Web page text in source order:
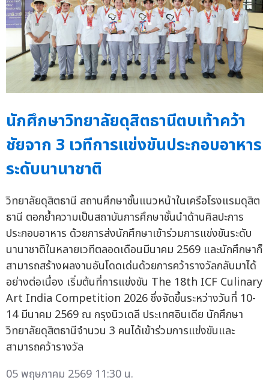
นักศึกษาวิทยาลัยดุสิตธานีตบเท้าคว้า
ชัยจาก 3 เวทีการแข่งขันประกอบอาหาร
ระดับนานาชาติ
วิทยาลัยดุสิตธานี สถานศึกษาชั้นแนวหน้าในเครือโรงแรมดุสิต
ธานี ตอกย้ำความเป็นสถาบันการศึกษาชั้นนำด้านศิลปะการ
ประกอบอาหาร ด้วยการส่งนักศึกษาเข้าร่วมการแข่งขันระดับ
นานาชาติในหลายเวทีตลอดเดือนมีนาคม 2569 และนักศึกษาก็
สามารถสร้างผลงานอันโดดเด่นด้วยการคว้ารางวัลกลับมาได้
อย่างต่อเนื่อง เริ่มต้นที่การแข่งขัน The 18th ICF Culinary
Art India Competition 2026 ซึ่งจัดขึ้นระหว่างวันที่ 10-
14 มีนาคม 2569 ณ กรุงนิวเดลี ประเทศอินเดีย นักศึกษา
วิทยาลัยดุสิตธานีจำนวน 3 คนได้เข้าร่วมการแข่งขันและ
สามารถคว้ารางวัล
05 พฤษภาคม 2569 11:30 น.